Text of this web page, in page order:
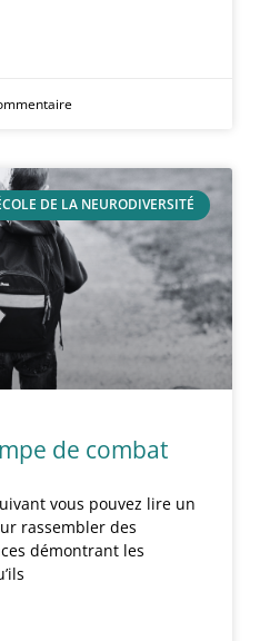
DE LA NEURODIVERSITÉ
de combat
vous pouvez lire un
rassembler des
démontrant les